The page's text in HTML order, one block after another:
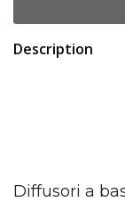
Description
Diffusori a